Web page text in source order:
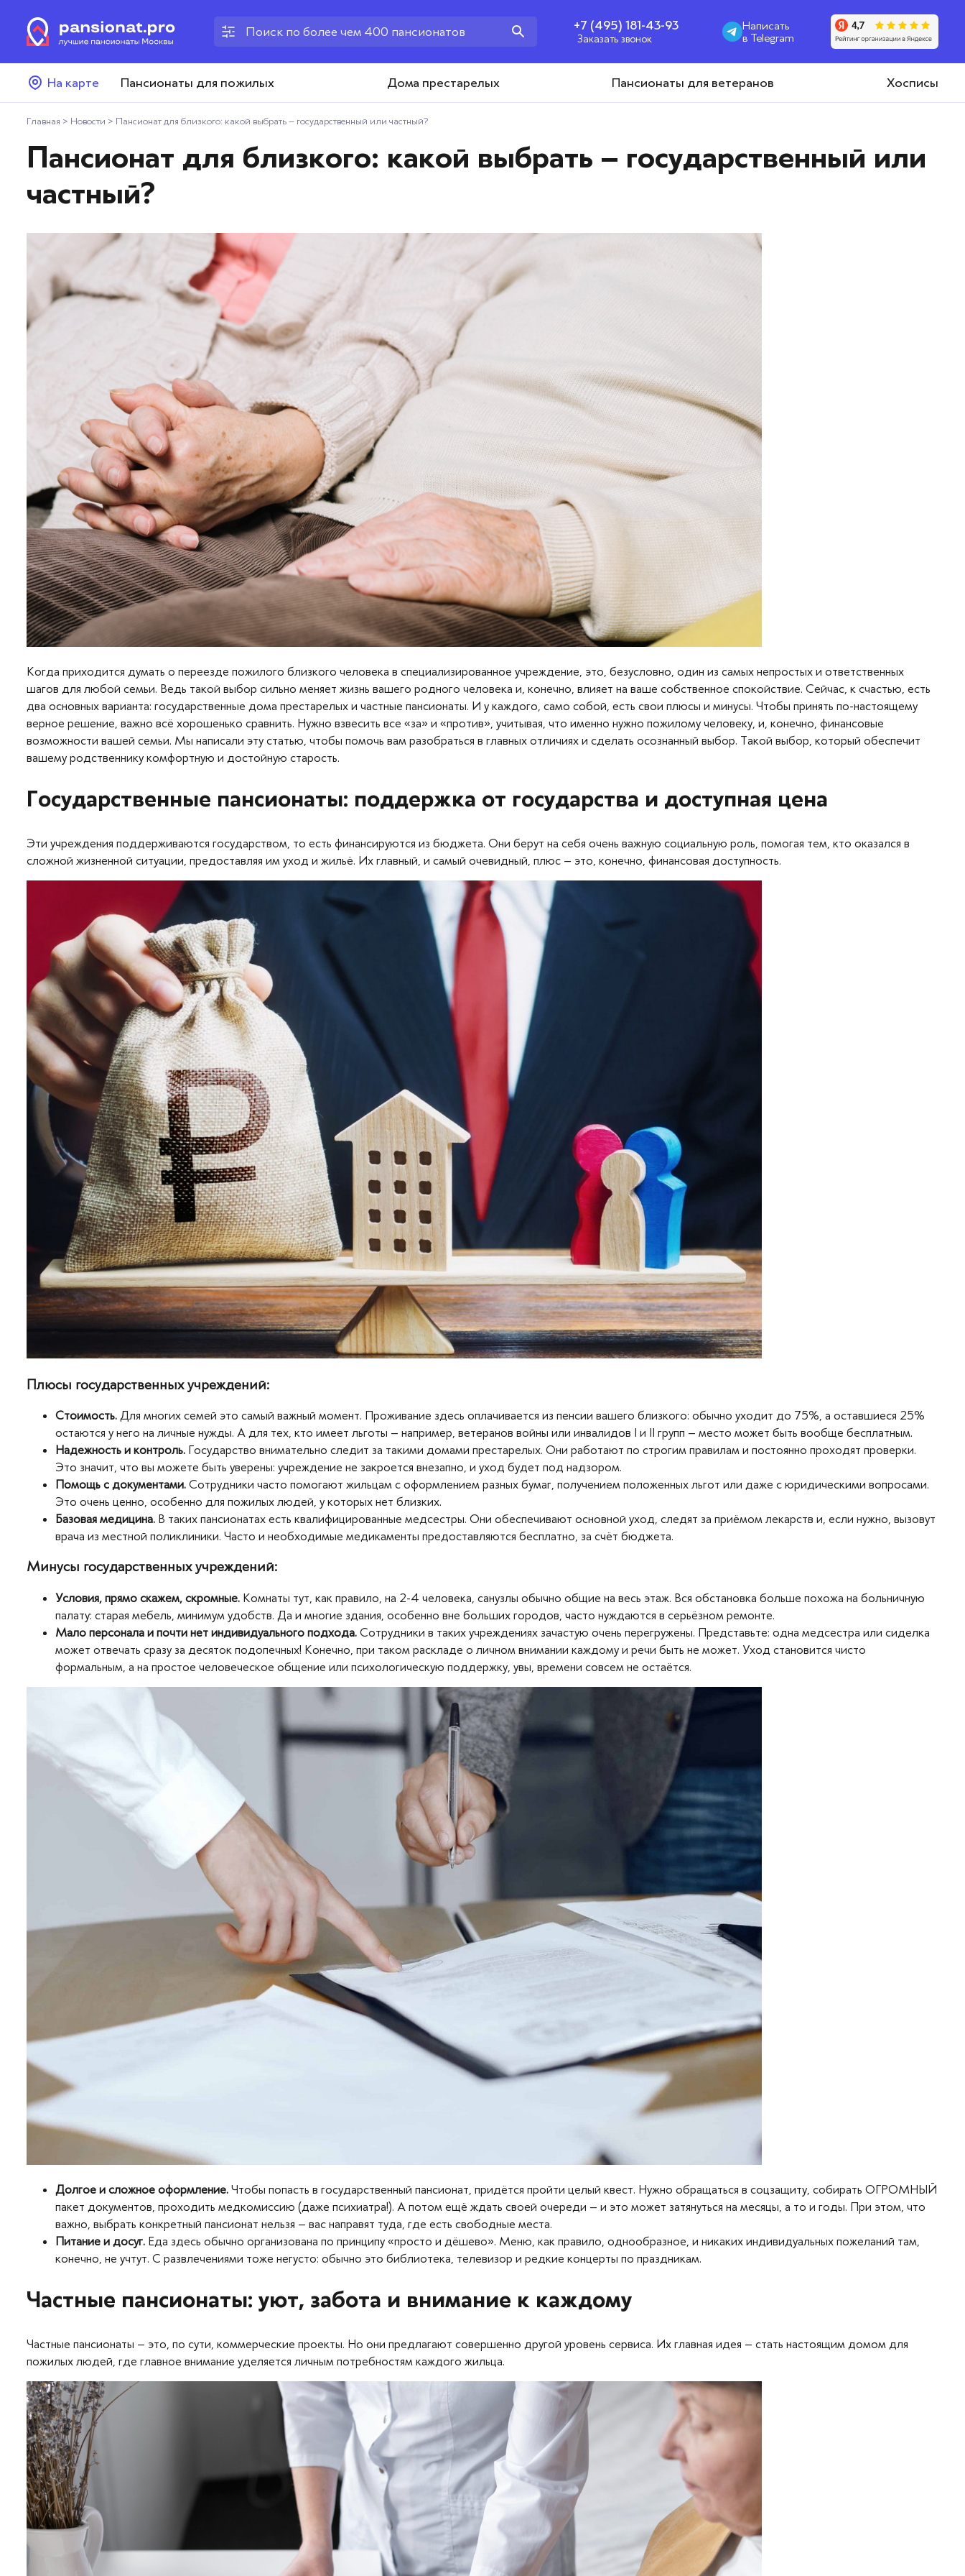
+7 (495) 181-43-93
Заказать звонок
Написать
в Telegram
На карте Пансионаты для пожилых Дома престарелых Пансионаты для ветеранов Хосписы
Пансионаты для пожилых
Дома престарелых
Добавить пансионат
Отзывы
Вопросы — ответы
Главная > Новости > Пансионат для близкого: какой выбрать – государственный или частный?
Пансионат для близкого: какой выбрать – государственный или
частный?
Когда приходится думать о переезде пожилого близкого человека в специализированное учреждение, это, безусловно, один из самых непростых и ответственных
шагов для любой семьи. Ведь такой выбор сильно меняет жизнь вашего родного человека и, конечно, влияет на ваше собственное спокойствие. Сейчас, к счастью, есть
два основных варианта: государственные дома престарелых и частные пансионаты. И у каждого, само собой, есть свои плюсы и минусы. Чтобы принять по-настоящему
верное решение, важно всё хорошенько сравнить. Нужно взвесить все «за» и «против», учитывая, что именно нужно пожилому человеку, и, конечно, финансовые
возможности вашей семьи. Мы написали эту статью, чтобы помочь вам разобраться в главных отличиях и сделать осознанный выбор. Такой выбор, который обеспечит
вашему родственнику комфортную и достойную старость.
Государственные пансионаты: поддержка от государства и доступная цена
Эти учреждения поддерживаются государством, то есть финансируются из бюджета. Они берут на себя очень важную социальную роль, помогая тем, кто оказался в
сложной жизненной ситуации, предоставляя им уход и жильё. Их главный, и самый очевидный, плюс – это, конечно, финансовая доступность.
Плюсы государственных учреждений:
Стоимость. Для многих семей это самый важный момент. Проживание здесь оплачивается из пенсии вашего близкого: обычно уходит до 75%, а оставшиеся 25%
остаются у него на личные нужды. А для тех, кто имеет льготы – например, ветеранов войны или инвалидов I и II групп – место может быть вообще бесплатным.
Надежность и контроль. Государство внимательно следит за такими домами престарелых. Они работают по строгим правилам и постоянно проходят проверки.
Это значит, что вы можете быть уверены: учреждение не закроется внезапно, и уход будет под надзором.
Помощь с документами. Сотрудники часто помогают жильцам с оформлением разных бумаг, получением положенных льгот или даже с юридическими вопросами.
Это очень ценно, особенно для пожилых людей, у которых нет близких.
Базовая медицина. В таких пансионатах есть квалифицированные медсестры. Они обеспечивают основной уход, следят за приёмом лекарств и, если нужно, вызовут
врача из местной поликлиники. Часто и необходимые медикаменты предоставляются бесплатно, за счёт бюджета.
Минусы государственных учреждений:
Условия, прямо скажем, скромные. Комнаты тут, как правило, на 2-4 человека, санузлы обычно общие на весь этаж. Вся обстановка больше похожа на больничную
палату: старая мебель, минимум удобств. Да и многие здания, особенно вне больших городов, часто нуждаются в серьёзном ремонте.
Мало персонала и почти нет индивидуального подхода. Сотрудники в таких учреждениях зачастую очень перегружены. Представьте: одна медсестра или сиделка
может отвечать сразу за десяток подопечных! Конечно, при таком раскладе о личном внимании каждому и речи быть не может. Уход становится чисто
формальным, а на простое человеческое общение или психологическую поддержку, увы, времени совсем не остаётся.
Долгое и сложное оформление. Чтобы попасть в государственный пансионат, придётся пройти целый квест. Нужно обращаться в соцзащиту, собирать ОГРОМНЫЙ
пакет документов, проходить медкомиссию (даже психиатра!). А потом ещё ждать своей очереди – и это может затянуться на месяцы, а то и годы. При этом, что
важно, выбрать конкретный пансионат нельзя – вас направят туда, где есть свободные места.
Питание и досуг. Еда здесь обычно организована по принципу «просто и дёшево». Меню, как правило, однообразное, и никаких индивидуальных пожеланий там,
конечно, не учтут. С развлечениями тоже негусто: обычно это библиотека, телевизор и редкие концерты по праздникам.
Частные пансионаты: уют, забота и внимание к каждому
Частные пансионаты – это, по сути, коммерческие проекты. Но они предлагают совершенно другой уровень сервиса. Их главная идея – стать настоящим домом для
пожилых людей, где главное внимание уделяется личным потребностям каждого жильца.